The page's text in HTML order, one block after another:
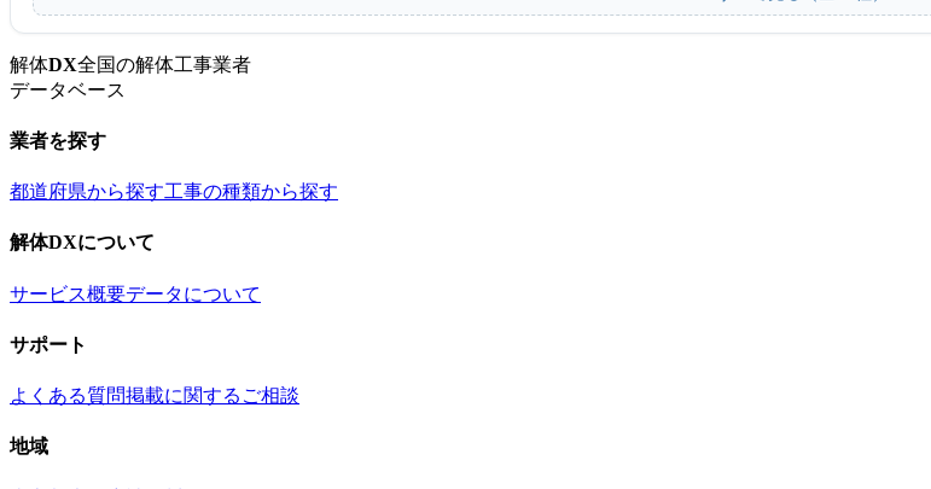
解体DX全国の解体工事業者
データベース
業者を探す
都道府県から探す工事の種類から探す
解体DXについて
サービス概要データについて
サポート
よくある質問掲載に関するご相談
地域